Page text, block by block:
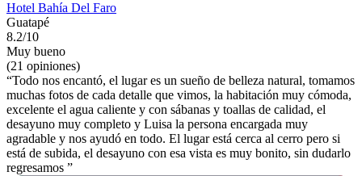
Hotel Bahía Del Faro
Guatapé
8.2/10
Muy bueno
(21 opiniones)
“Todo nos encantó, el lugar es un sueño de belleza natural, tomamos
muchas fotos de cada detalle que vimos, la habitación muy cómoda,
excelente el agua caliente y con sábanas y toallas de calidad, el
desayuno muy completo y Luisa la persona encargada muy
agradable y nos ayudó en todo. El lugar está cerca al cerro pero si
está de subida, el desayuno con esa vista es muy bonito, sin dudarlo
regresamos ”